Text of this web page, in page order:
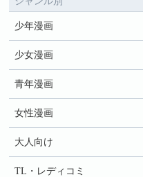
少年漫画
少女漫画
青年漫画
女性漫画
大人向け
TL・レディコミ